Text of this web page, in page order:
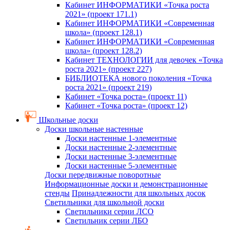
Кабинет ИНФОРМАТИКИ «Точка роста
2021» (проект 171.1)
Кабинет ИНФОРМАТИКИ «Современная
школа» (проект 128.1)
Кабинет ИНФОРМАТИКИ «Современная
школа» (проект 128.2)
Кабинет ТЕХНОЛОГИИ для девочек «Точка
роста 2021» (проект 227)
БИБЛИОТЕКА нового поколения «Точка
роста 2021» (проект 219)
Кабинет «Точка роста» (проект 11)
Кабинет «Точка роста» (проект 12)
Школьные доски
Доски школьные настенные
Доски настенные 1-элементные
Доски настенные 2-элементные
Доски настенные 3-элементные
Доски настенные 5-элементные
Доски передвижные поворотные
Информационные доски и демонстрационные
стенды Принадлежности для школьных досок
Светильники для школьной доски
Светильники серии ЛСО
Светильник серии ЛБО